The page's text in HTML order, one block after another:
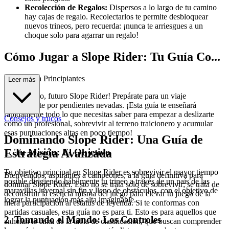
Recolección de Regalos: Dispersos a lo largo de tu camino
hay cajas de regalo. Recolectarlos te permite desbloquear
nuevos trineos, pero recuerda: ¡nunca te arriesgues a un
choque solo para agarrar un regalo!
Cómo Jugar a Slope Rider: Tu Guía Co...
mpleta para Principiantes
¡Bienvenido, futuro Slope Rider! Prepárate para un viaje
emocionante por pendientes nevadas. ¡Esta guía te enseñará
rápidamente todo lo que necesitas saber para empezar a deslizarte
como un profesional, sobrevivir al terreno traicionero y acumular
esas puntuaciones altas en poco tiempo!
1. Tu Misión: El Objetivo
Tu objetivo principal en Slope Rider es sobrevivir el mayor tiempo
posible dirigiendo hábilmente tu trineo a través de un país de las
maravillas invernal sin fin y lleno de obstáculos, con el objetivo de
lograr la puntuación más alta imaginable.
2. Tomando el Mando: Los Controles
Leer más
Consejos y trucos
Dominando Slope Rider: Una Guía de
Estrategia Avanzada
Bienvenidos, aspirantes a campeones, a la guía definitiva para
dominar Slope Rider. Esto no se trata solo de sobrevivir; se trata de
deconstruir la esencia misma del juego para elevar tu juego de la
mera participación al estatus de leyenda. Si te conformas con
partidas casuales, esta guía no es para ti. Esto es para aquellos que
anhelan la cima de la tabla de clasificación, que buscan comprender